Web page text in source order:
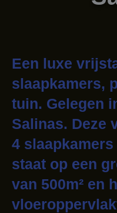
Een luxe
slaapkamers,
tuin. Gelegen
Salinas. Deze
4
staat op een
van 500m² en